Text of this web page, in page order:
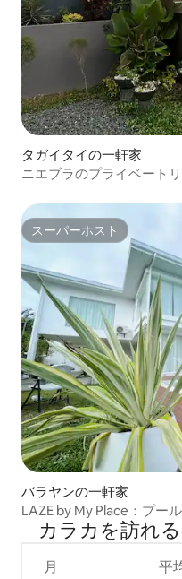
タガイタイの一軒家
ニエブラのプライベート
スーパーホスト
スーパーホスト
バラヤンの一軒家
LAZE by My Place：プー
ームカラカを訪⁠れ⁠
月 平